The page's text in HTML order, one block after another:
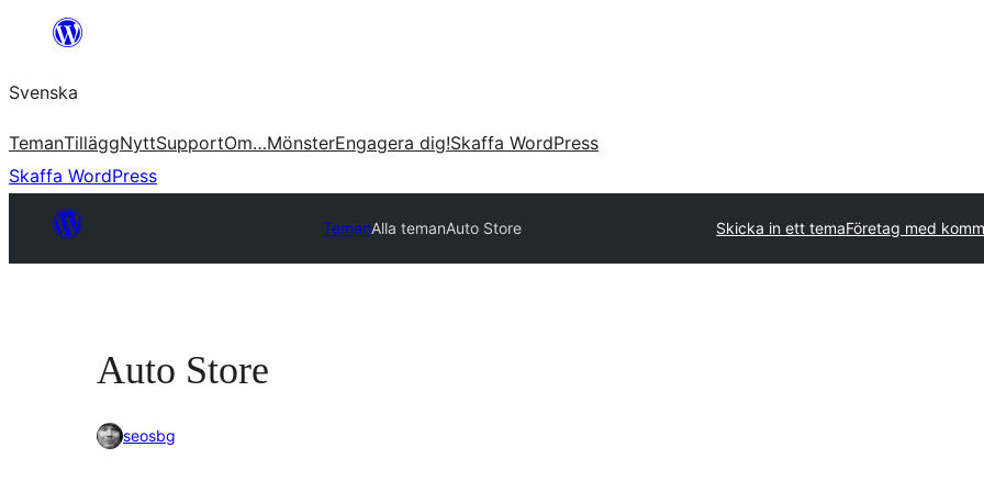
Hoppa
innehåll
Svenska
TemanTilläggNyttSupportOm…MönsterEngagera dig!Skaffa WordPress
Skaffa WordPress
TemanAlla temanAuto Store Skicka in ett temaFöretag med
Auto Store
seosbg